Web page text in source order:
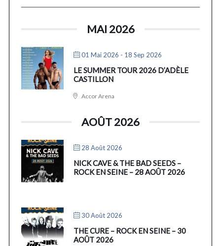
MAI 2026
01 Mai 2026 - 18 Sep 2026
LE SUMMER TOUR 2026 D’ADÈLE
CASTILLON
Accor Arena
AOÛT 2026
28 Août 2026
NICK CAVE & THE BAD SEEDS –
ROCK EN SEINE – 28 AOÛT 2026
30 Août 2026
THE CURE – ROCK EN SEINE – 30
AOÛT 2026